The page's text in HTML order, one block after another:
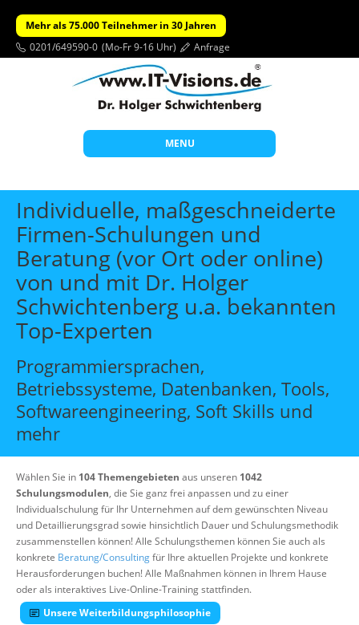
Mehr als 75.000 Teilnehmer in 30 Jahren
0201/649590-0 (Mo-Fr 9-16 Uhr) Anfrage
MENU
Start
Themen
Beratung
Individuelle Schulungen
Offene Seminare
Wissen
Über uns
Suche
Individuelle, maßgeschneiderte
Firmen-Schulungen und
Beratung (vor Ort oder online)
von und mit Dr. Holger
Schwichtenberg u.a. bekannten
Top-Experten
Programmiersprachen,
Betriebssysteme, Datenbanken, Tools,
Softwareengineering, Soft Skills und
mehr
Wählen Sie in 104 Themengebieten aus unseren 1042
Schulungsmodulen, die Sie ganz frei anpassen und zu einer
Individualschulung für Ihr Unternehmen auf dem gewünschten Niveau
und Detaillierungsgrad sowie hinsichtlich Dauer und Schulungsmethodik
zusammenstellen können! Alle Schulungsthemen können Sie auch als
konkrete Beratung/Consultingfür Ihre aktuellen Projekte und konkrete
Herausforderungen buchen! Alle Maßnahmen können in Ihrem Hause
oder als interaktives Live-Online-Training stattfinden.
Unsere Weiterbildungsphilosophie